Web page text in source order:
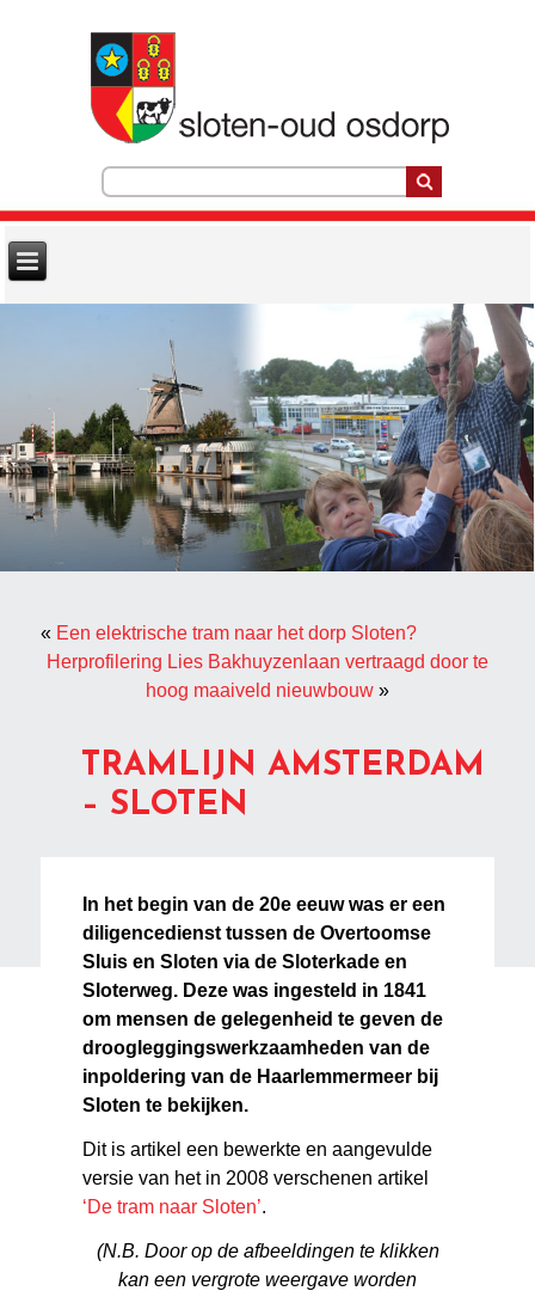
« Een elektrische tram naar het dorp Sloten?
Herprofilering Lies Bakhuyzenlaan vertraagd door te
hoog maaiveld nieuwbouw »
TRAMLIJN AMSTERDAM
– SLOTEN
In het begin van de 20e eeuw was er een
diligencedienst tussen de Overtoomse
Sluis en Sloten via de Sloterkade en
Sloterweg. Deze was ingesteld in 1841
om mensen de gelegenheid te geven de
droogleggingswerkzaamheden van de
inpoldering van de Haarlemmermeer bij
Sloten te bekijken.
Dit is artikel een bewerkte en aangevulde
versie van het in 2008 verschenen artikel
‘De tram naar Sloten’.
(N.B. Door op de afbeeldingen te klikken
kan een vergrote weergave worden